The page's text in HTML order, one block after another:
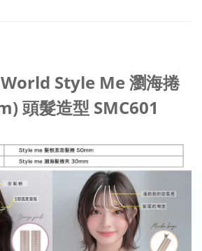
Style Me 瀏海捲
頭髮造型 SMC601